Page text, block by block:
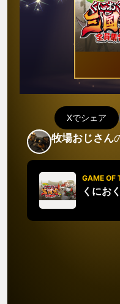
Xでシェア
牧場おじさん
GAME OF
くにお